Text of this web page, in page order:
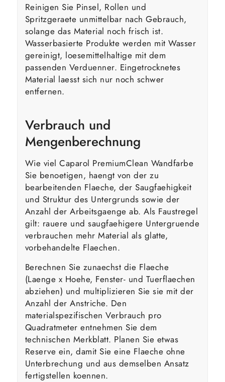
Reinigen Sie Pinsel, Rollen und
Spritzgeraete unmittelbar nach Gebrauch,
solange das Material noch frisch ist.
Wasserbasierte Produkte werden mit Wasser
gereinigt, loesemittelhaltige mit dem
passenden Verduenner. Eingetrocknetes
Material laesst sich nur noch schwer
entfernen.
Verbrauch und
Mengenberechnung
Wie viel Caparol PremiumClean Wandfarbe
Sie benoetigen, haengt von der zu
bearbeitenden Flaeche, der Saugfaehigkeit
und Struktur des Untergrunds sowie der
Anzahl der Arbeitsgaenge ab. Als Faustregel
gilt: rauere und saugfaehigere Untergruende
verbrauchen mehr Material als glatte,
vorbehandelte Flaechen.
Berechnen Sie zunaechst die Flaeche
(Laenge x Hoehe, Fenster- und Tuerflaechen
abziehen) und multiplizieren Sie sie mit der
Anzahl der Anstriche. Den
materialspezifischen Verbrauch pro
Quadratmeter entnehmen Sie dem
technischen Merkblatt. Planen Sie etwas
Reserve ein, damit Sie eine Flaeche ohne
Unterbrechung und aus demselben Ansatz
fertigstellen koennen.